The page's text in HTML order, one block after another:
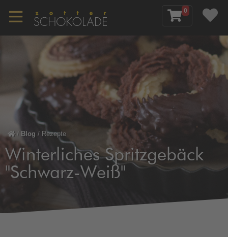
0
/ Blog / Rezepte
Winterliches Spritzgebäck
"Schwarz-Weiß"